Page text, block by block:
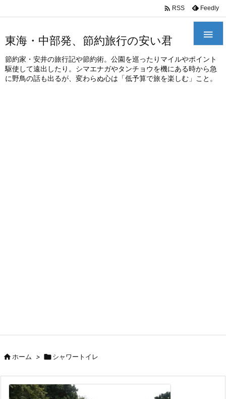
東海・中部発、節約旅行の安い君
節約家・安井の旅行記や節約術。公園を巡ったりマイルやポイント
駆使して遠出したり。シマエナガやタンチョウを機にある時から急
に野鳥の話も出るが、変わらぬ心は「低予算で旅を楽しむ」こと。

 RSS Feedly
ホーム > シャワートイレ